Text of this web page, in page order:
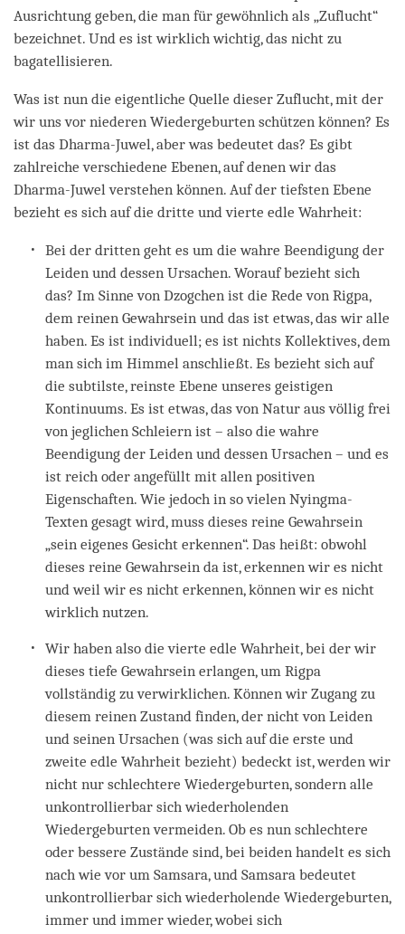
Ausrichtung geben, die man für gewöhnlich als „Zuflucht“
bezeichnet. Und es ist wirklich wichtig, das nicht zu
bagatellisieren.
Was ist nun die eigentliche Quelle dieser Zuflucht, mit der
wir uns vor niederen Wiedergeburten schützen können? Es
ist das Dharma-Juwel, aber was bedeutet das? Es gibt
zahlreiche verschiedene Ebenen, auf denen wir das
Dharma-Juwel verstehen können. Auf der tiefsten Ebene
bezieht es sich auf die dritte und vierte edle Wahrheit:
Bei der dritten geht es um die wahre Beendigung der
Leiden und dessen Ursachen. Worauf bezieht sich
das? Im Sinne von Dzogchen ist die Rede von Rigpa,
dem reinen Gewahrsein und das ist etwas, das wir alle
haben. Es ist individuell; es ist nichts Kollektives, dem
man sich im Himmel anschließt. Es bezieht sich auf
die subtilste, reinste Ebene unseres geistigen
Kontinuums. Es ist etwas, das von Natur aus völlig frei
von jeglichen Schleiern ist – also die wahre
Beendigung der Leiden und dessen Ursachen – und es
ist reich oder angefüllt mit allen positiven
Eigenschaften. Wie jedoch in so vielen Nyingma-
Texten gesagt wird, muss dieses reine Gewahrsein
„sein eigenes Gesicht erkennen“. Das heißt: obwohl
dieses reine Gewahrsein da ist, erkennen wir es nicht
und weil wir es nicht erkennen, können wir es nicht
wirklich nutzen.
Wir haben also die vierte edle Wahrheit, bei der wir
dieses tiefe Gewahrsein erlangen, um Rigpa
vollständig zu verwirklichen. Können wir Zugang zu
diesem reinen Zustand finden, der nicht von Leiden
und seinen Ursachen (was sich auf die erste und
zweite edle Wahrheit bezieht) bedeckt ist, werden wir
nicht nur schlechtere Wiedergeburten, sondern alle
unkontrollierbar sich wiederholenden
Wiedergeburten vermeiden. Ob es nun schlechtere
oder bessere Zustände sind, bei beiden handelt es sich
nach wie vor um Samsara, und Samsara bedeutet
unkontrollierbar sich wiederholende Wiedergeburten,
immer und immer wieder, wobei sich